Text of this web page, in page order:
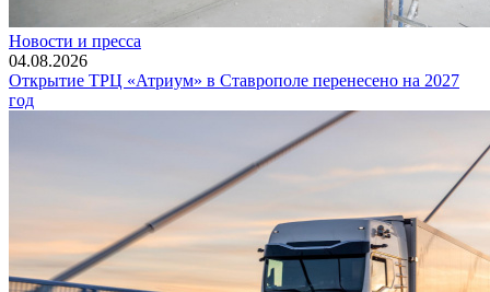
Новости и пресса
04.08.2026
Открытие ТРЦ «Атриум» в Ставрополе перенесено на 2027
год